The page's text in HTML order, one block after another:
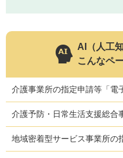
AI（人工
こんなペ
介護事業所の指定申請等「電
介護予防・日常生活支援総合
地域密着型サービス事業所の